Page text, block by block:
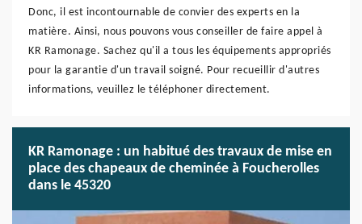
Donc, il est incontournable de convier des experts en la
matière. Ainsi, nous pouvons vous conseiller de faire appel à
KR Ramonage. Sachez qu'il a tous les équipements appropriés
pour la garantie d'un travail soigné. Pour recueillir d'autres
informations, veuillez le téléphoner directement.
KR Ramonage : un habitué des travaux de mise en
place des chapeaux de cheminée à Foucherolles
dans le 45320